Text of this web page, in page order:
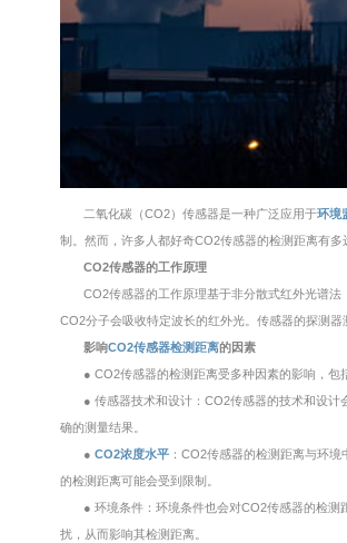
二氧化碳（CO2）传感器是一种广泛应用于环境
制。然而，许多人都好奇CO2传感器的检测距离有
CO2传感器的工作原理
CO2传感器的工作原理基于非分散式红外光谱
CO2分子会吸收特定波长的红外光。传感器的探测
影响CO2传感器检测距离的因素
● CO2传感器的检测距离受多种因素的影响，包
● 传感器技术和设计：CO2传感器的技术和设
确的测量结果。
●CO2浓度水平 ：CO2传感器的检测距离与环
的检测距离可能会受到限制。
● 环境条件：环境条件也会对CO2传感器的检
扰，从而影响其检测距离。